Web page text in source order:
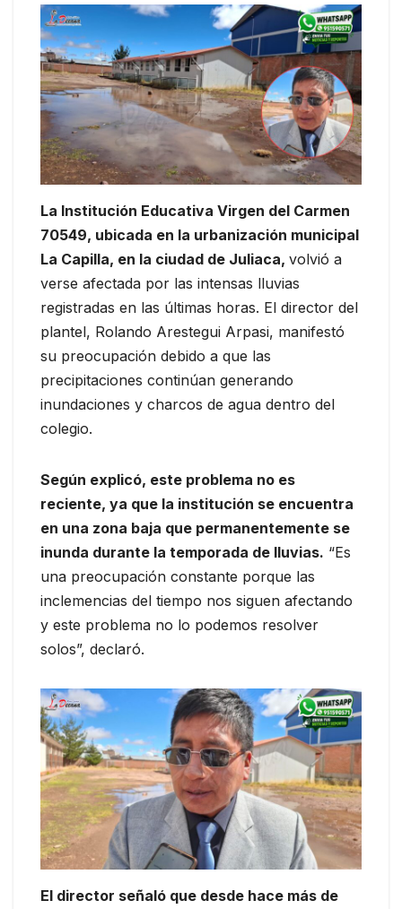
La Institución Educativa Virgen del Carmen
70549, ubicada en la urbanización municipal
La Capilla, en la ciudad de Juliaca, volvió a
verse afectada por las intensas lluvias
registradas en las últimas horas. El director del
plantel, Rolando Arestegui Arpasi, manifestó
su preocupación debido a que las
precipitaciones continúan generando
inundaciones y charcos de agua dentro del
colegio.
Según explicó, este problema no es
reciente, ya que la institución se encuentra
en una zona baja que permanentemente se
inunda durante la temporada de lluvias. “Es
una preocupación constante porque las
inclemencias del tiempo nos siguen afectando
y este problema no lo podemos resolver
solos”, declaró.
El director señaló que desde hace más de